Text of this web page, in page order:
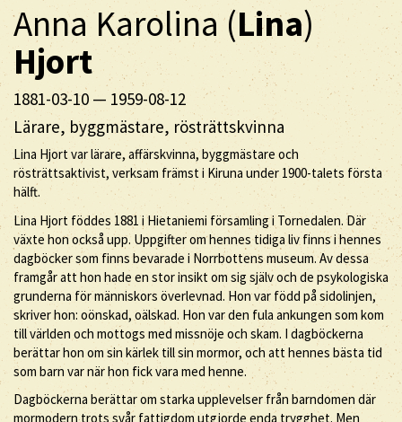
Anna Karolina (Lina)
Hjort
1881-03-10 — 1959-08-12
Lärare, byggmästare, rösträttskvinna
Lina Hjort var lärare, affärskvinna, byggmästare och
rösträttsaktivist, verksam främst i Kiruna under 1900-talets första
hälft.
Lina Hjort föddes 1881 i Hietaniemi församling i Tornedalen. Där
växte hon också upp. Uppgifter om hennes tidiga liv finns i hennes
dagböcker som finns bevarade i Norrbottens museum. Av dessa
framgår att hon hade en stor insikt om sig själv och de psykologiska
grunderna för människors överlevnad. Hon var född på sidolinjen,
skriver hon: oönskad, oälskad. Hon var den fula ankungen som kom
till världen och mottogs med missnöje och skam. I dagböckerna
berättar hon om sin kärlek till sin mormor, och att hennes bästa tid
som barn var när hon fick vara med henne.
Dagböckerna berättar om starka upplevelser från barndomen där
mormodern trots svår fattigdom utgjorde enda trygghet. Men